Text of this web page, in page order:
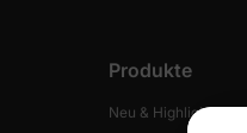
Produkte
Neu & Highlights